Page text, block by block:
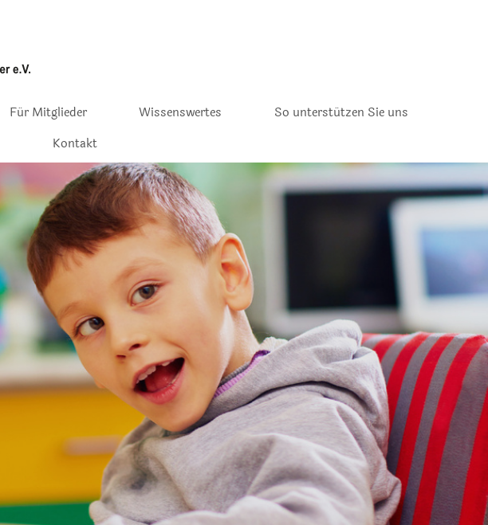
Für Mitglieder Wissenswertes
So unterstützen Sie uns
Kontakt